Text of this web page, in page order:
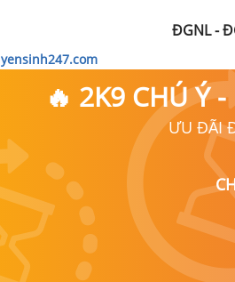
ĐGNL -
🔥 2K9 CHÚ Ý
ƯU ĐÃI